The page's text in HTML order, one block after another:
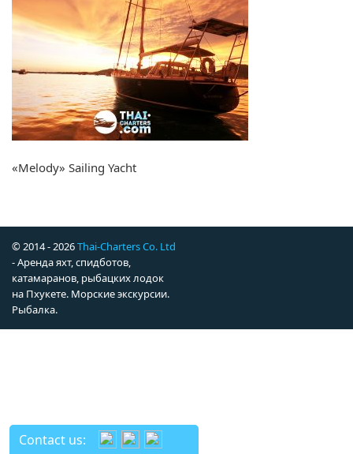
«Melody» Sailing Yacht
© 2014 - 2026Thai-Charters Co. Ltd
- Аренда яхт, спидботов,
катамаранов, рыбацких лодок
на Пхукете. Морские экскурсии.
Рыбалка.
Contact us: